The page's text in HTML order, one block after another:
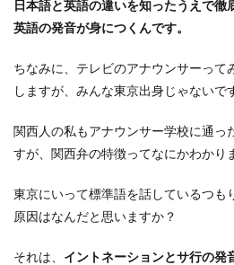
子供
に英
教え
るな
ら正
発音
で
日本語と英語の違いを知ったうえで徹
英語の発音が身につくんです。
ちなみに、テレビのアナウンサーって
しますが、みんな東京出身じゃないで
関西人の私もアナウンサー学校に通っ
すが、関西弁の特徴ってなにかわかり
東京にいって標準語を話しているつも
原因はなんだと思いますか？
それは、 イントネーションとサ行の発